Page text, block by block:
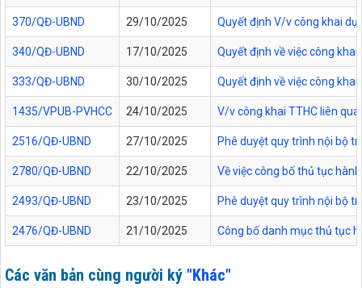
370/QĐ-UBND 29/10/2025 Quyết định V/v công khai
340/QĐ-UBND 17/10/2025 Quyết định về việc công
333/QĐ-UBND 30/10/2025 Quyết định về việc công
1435/VPUB-PVHCC 24/10/2025 V/v công khai TTHC liên
2516/QĐ-UBND 27/10/2025 Phê duyệt quy trình nội bộ
2780/QĐ-UBND 22/10/2025 Về việc công bố thủ tục
2493/QĐ-UBND 23/10/2025 Phê duyệt quy trình nội bộ
2476/QĐ-UBND 21/10/2025 Công bố danh mục thủ tục
Các văn bản cùng người ký "Khác"